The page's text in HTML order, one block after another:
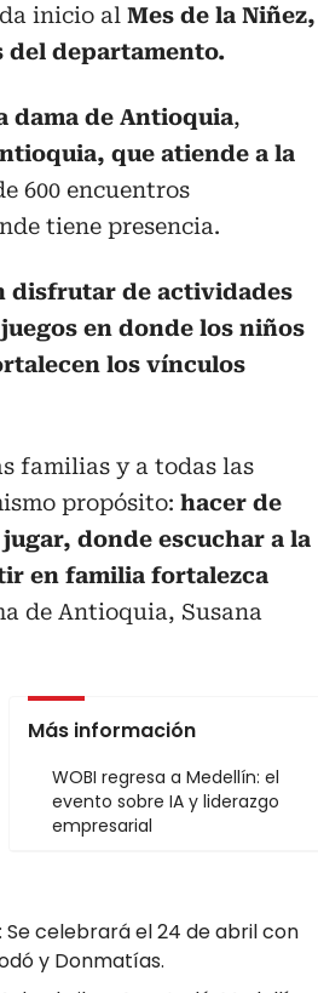
inicio al Mes de la Niñez,
del departamento.
dama de Antioquia,
que atiende a la
600 encuentros
tiene presencia.
disfrutar de actividades
en donde los niños
los vínculos
familias y a todas las
propósito: hacer de
donde escuchar a la
en familia fortalezca
de Antioquia, Susana
Más información
WOBI regresa a Medellín: el
evento sobre IA y liderazgo
empresarial
: Se celebrará el 24 de abril con
y Donmatías.